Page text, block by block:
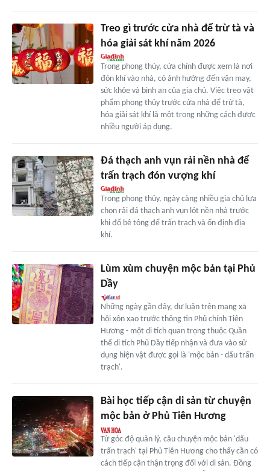
Treo gì trước cửa nhà để trừ tà và
hóa giải sát khí năm 2026
Trong phong thủy, cửa chính được xem là nơi
đón khí vào nhà, có ảnh hưởng đến vận may,
sức khỏe và bình an của gia chủ. Việc treo vật
phẩm phong thủy trước cửa nhà để trừ tà,
hóa giải sát khí là một trong những cách được
nhiều người áp dụng.
Đá thạch anh vụn rải nền nhà để
trấn trạch đón vượng khí
Trong phong thủy, ngày càng nhiều gia chủ lựa
chọn rải đá thạch anh vụn lót nền nhà trước
khi đổ bê tông để trấn trạch và ổn định địa
khí.
Lùm xùm chuyện mộc bản tại Phủ
Dầy
Những ngày gần đây, dư luận trên mạng xã
hội xôn xao trước thông tin Phủ chính Tiên
Hương - một di tích quan trọng thuộc Quần
thể di tích Phủ Dầy tiếp nhận và đưa vào sử
dụng hiện vật được gọi là 'mộc bản - dấu trấn
trạch'.
Bài học tiếp cận di sản từ chuyện
mộc bản ở Phủ Tiên Hương
Từ góc độ quản lý, câu chuyện mộc bản 'dấu
trấn trạch' tại Phủ Tiên Hương cho thấy cần có
cách tiếp cận thận trọng đối với di sản. Đồng